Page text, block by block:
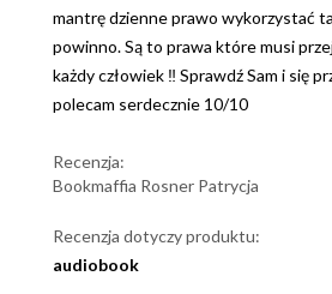
mantrę dzienne prawo wykorzystać
powinno. Są to prawa które musi
każdy człowiek ‼️ Sprawdź Sam i się
polecam serdecznie 10/10
Recenzja:
Bookmaffia Rosner Patrycja
Recenzja dotyczy produktu:
audiobook